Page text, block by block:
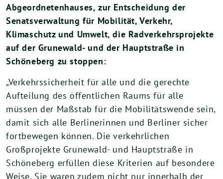
Abgeordnetenhauses, zur Entscheidung der
Senatsverwaltung für Mobilität, Verkehr,
Klimaschutz und Umwelt, die Radverkehrsprojekte
auf der Grunewald- und der Hauptstraße in
Schöneberg zu stoppen:
„Verkehrssicherheit für alle und die gerechte
Aufteilung des öffentlichen Raums für alle
müssen der Maßstab für die Mobilitätswende sein,
damit sich alle Berlinerinnen und Berliner sicher
fortbewegen können. Die verkehrlichen
Großprojekte Grunewald- und Hauptstraße in
Schöneberg erfüllen diese Kriterien auf besondere
Weise. Sie waren zudem nicht nur innerhalb der